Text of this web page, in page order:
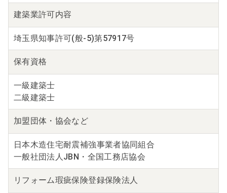
建築業許可内容
埼玉県知事許可(般-5)第57917号
保有資格
一級建築士
二級建築士
加盟団体・ 協会など
日本木造住宅耐震補強事業者協同組合
一般社団法人JBN・全国工務店協会
リフォーム瑕疵保険登録保険法人